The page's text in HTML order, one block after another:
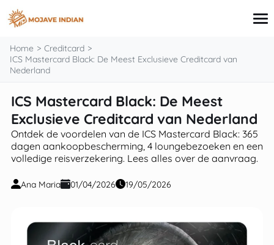
inhoud
Leningen
Beleggen
Hypotheek
Persoonlijke financiën
Home
Creditcard
ICS Mastercard Black: De Meest Exclusieve Creditcard van
Nederland
ICS Mastercard Black: De Meest
Exclusieve Creditcard van Nederland
Ontdek de voordelen van de ICS Mastercard Black: 365
dagen aankoopbescherming, 4 loungebezoeken en een
volledige reisverzekering. Lees alles over de aanvraag.
Ana Maria 01/04/2026 19/05/2026